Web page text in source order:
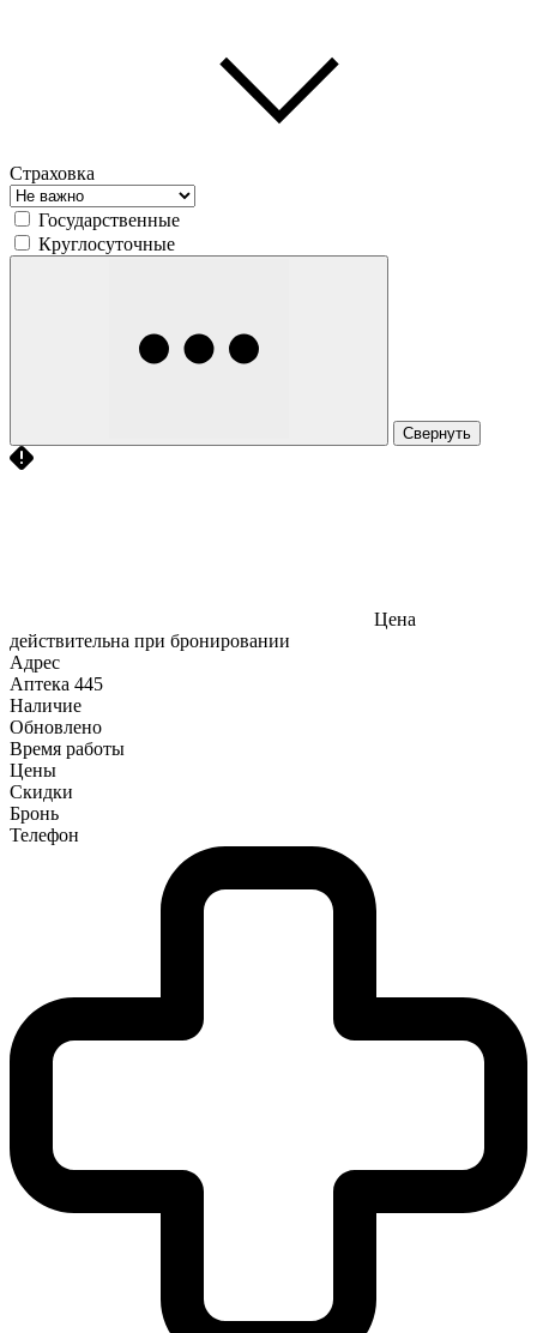
Страховка
Государственные
Круглосуточные
Свернуть
Цена
действительна при бронировании
Адрес
Аптека 445
Наличие
Обновлено
Время работы
Цены
Скидки
Бронь
Телефон